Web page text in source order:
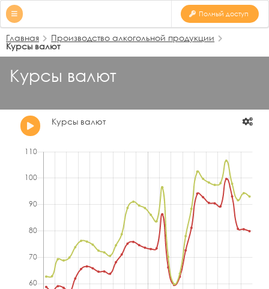
Полный доступ
Главная Производство алкогольной продукции
Курсы валют
Курсы валют
Курсы валют